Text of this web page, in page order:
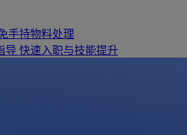
手持物料处理
导 快速入职与技能提升